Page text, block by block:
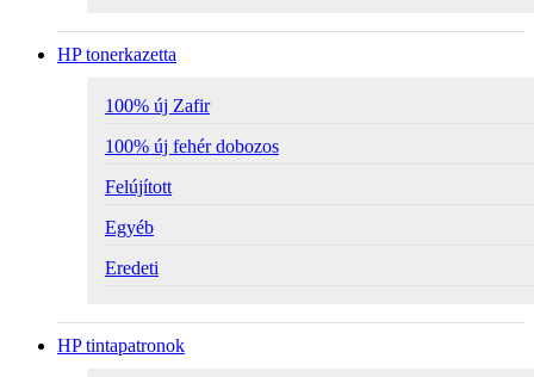
HP tonerkazetta
100% új Zafir
100% új fehér dobozos
Felújított
Egyéb
Eredeti
HP tintapatronok